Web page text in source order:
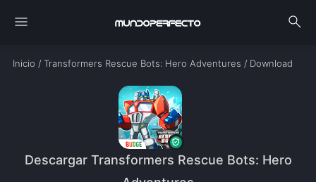
menu search
Inicio / Transformers Rescue Bots: Hero Adventures / Download
Descargar Transformers Rescue Bots: Hero